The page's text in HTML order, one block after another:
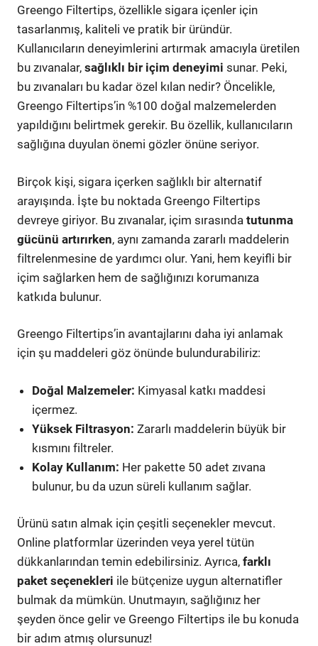
Greengo Filtertips, özellikle sigara içenler için
tasarlanmış, kaliteli ve pratik bir üründür.
Kullanıcıların deneyimlerini artırmak amacıyla üretilen
bu zıvanalar, sağlıklı bir içim deneyimi sunar. Peki,
bu zıvanaları bu kadar özel kılan nedir? Öncelikle,
Greengo Filtertips’in %100 doğal malzemelerden
yapıldığını belirtmek gerekir. Bu özellik, kullanıcıların
sağlığına duyulan önemi gözler önüne seriyor.
Birçok kişi, sigara içerken sağlıklı bir alternatif
arayışında. İşte bu noktada Greengo Filtertips
devreye giriyor. Bu zıvanalar, içim sırasında tutunma
gücünü artırırken, aynı zamanda zararlı maddelerin
filtrelenmesine de yardımcı olur. Yani, hem keyifli bir
içim sağlarken hem de sağlığınızı korumanıza
katkıda bulunur.
Greengo Filtertips’in avantajlarını daha iyi anlamak
için şu maddeleri göz önünde bulundurabiliriz:
Doğal Malzemeler: Kimyasal katkı maddesi
içermez.
Yüksek Filtrasyon: Zararlı maddelerin büyük bir
kısmını filtreler.
Kolay Kullanım: Her pakette 50 adet zıvana
bulunur, bu da uzun süreli kullanım sağlar.
Ürünü satın almak için çeşitli seçenekler mevcut.
Online platformlar üzerinden veya yerel tütün
dükkanlarından temin edebilirsiniz. Ayrıca, farklı
paket seçenekleri ile bütçenize uygun alternatifler
bulmak da mümkün. Unutmayın, sağlığınız her
şeyden önce gelir ve Greengo Filtertips ile bu konuda
bir adım atmış olursunuz!